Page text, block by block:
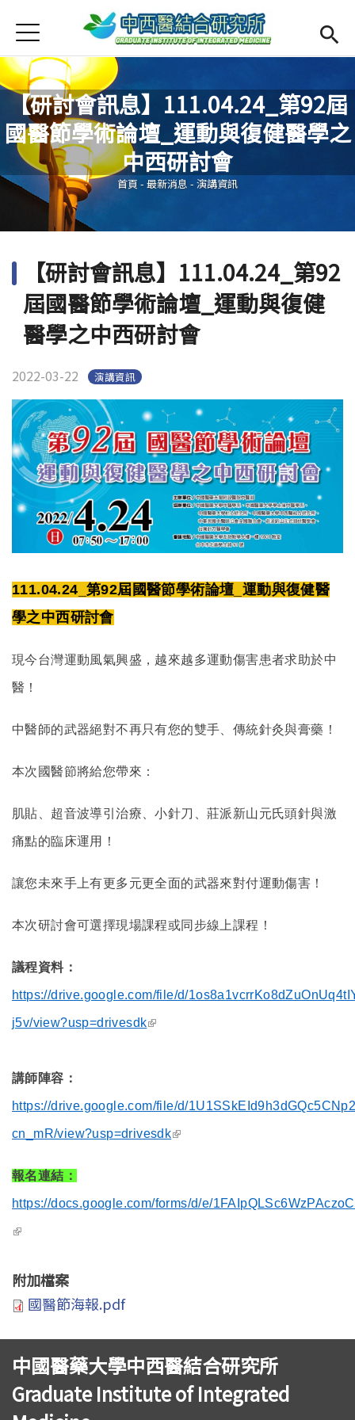
首頁
最新消息
Open submenu (本所簡介)
本所簡介
Open submenu (師資陣容)
師資陣容
Open submenu (課程規劃)
課程規劃
Open submenu (學生專區)
學生專區
Open
English
Jump to Navigation
Jump to Main content
【研討會訊息】111.04.24_第92屆
國醫節學術論壇_運動與復健醫學之
中西研討會
您在這裡
首頁- 最新消息 - 演講資訊
【研討會訊息】111.04.24_第92
屆國醫節學術論壇_運動與復健
醫學之中西研討會
2022-03-22 演講資訊
111.04.24_第92屆國醫節學術論壇_運動與復健醫
學之中西研討會
現今台灣運動風氣興盛，越來越多運動傷害患者求助於中
醫！
中醫師的武器絕對不再只有您的雙手、傳統針灸與膏藥！
本次國醫節將給您帶來：
肌貼、超音波導引治療、小針刀、莊派新山元氏頭針與激
痛點的臨床運用！
讓您未來手上有更多元更全面的武器來對付運動傷害！
本次研討會可選擇現場課程或同步線上課程！
議程資料：
https://drive.google.com/file/d/
j5v/view?usp=drivesdk (link is external)
講師陣容：
https://drive.google.com/file/d/
cn_mR/view?usp=drivesdk (link is external)
報名連結：
https://docs.google.com/forms/d/e/
(link is external)
附加檔案
國醫節海報.pdf
中國醫藥大學中西醫結合研究所
Graduate Institute of Integrated